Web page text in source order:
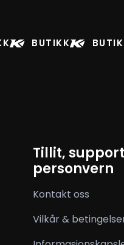
BUTIKK
Tillit,
personvern
Kontakt oss
Vilkår &